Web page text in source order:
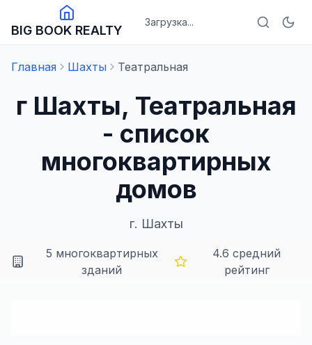
BIG BOOK REALTY
Загрузка...
Главная Шахты Театральная
г Шахты, Театральная
- список
многоквартирных
домов
г. Шахты
5 многоквартирных
зданий
4.6 средний
рейтинг